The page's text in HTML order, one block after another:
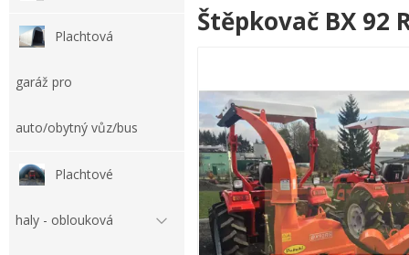
Plachtová
garáž pro
auto/obytný vůz/bus
Plachtové
haly - oblouková
Štěpkovač BX 92